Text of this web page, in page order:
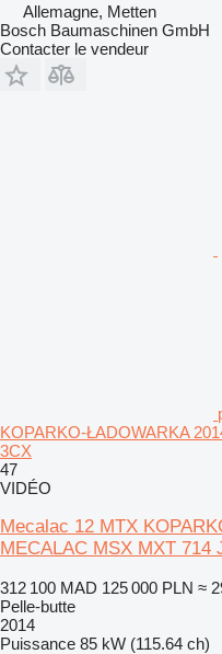
Allemagne, Metten
Bosch Baumaschinen GmbH
Contacter le vendeur
KOPARKO-ŁADOWARKA
3CX
47
VIDÉO
Mecalac 12 MTX
MECALAC MSX MXT 714
312 100 MAD 125 000 PLN ≈
Pelle-butte
2014
Puissance 85 kW (115.64 ch)